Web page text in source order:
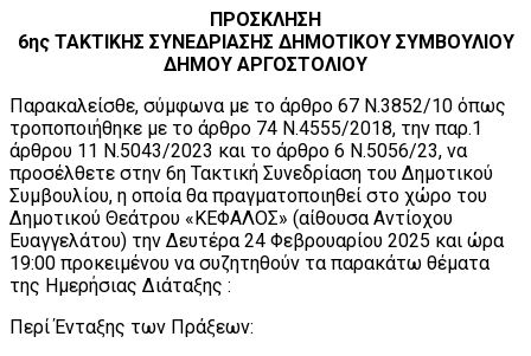
ΠΡΟΣΚΛΗΣΗ
6ης ΤΑΚΤΙΚΗΣ ΣΥΝΕΔΡΙΑΣΗΣ ΔΗΜΟΤΙΚΟΥ ΣΥΜΒΟΥΛΙΟΥ
ΔΗΜΟΥ ΑΡΓΟΣΤΟΛΙΟΥ
Παρακαλείσθε, σύμφωνα με το άρθρο 67 Ν.3852/10 όπως
τροποποιήθηκε με το άρθρο 74 Ν.4555/2018, την παρ.1
άρθρου 11 Ν.5043/2023 και το άρθρο 6 Ν.5056/23, να
προσέλθετε στην 6η Τακτική Συνεδρίαση του Δημοτικού
Συμβουλίου, η οποία θα πραγματοποιηθεί στο χώρο του
Δημοτικού Θεάτρου «ΚΕΦΑΛΟΣ» (αίθουσα Αντίοχου
Ευαγγελάτου) την Δευτέρα 24 Φεβρουαρίου 2025 και ώρα
19:00 προκειμένου να συζητηθούν τα παρακάτω θέματα
της Ημερήσιας Διάταξης :
Περί Ένταξης των Πράξεων: